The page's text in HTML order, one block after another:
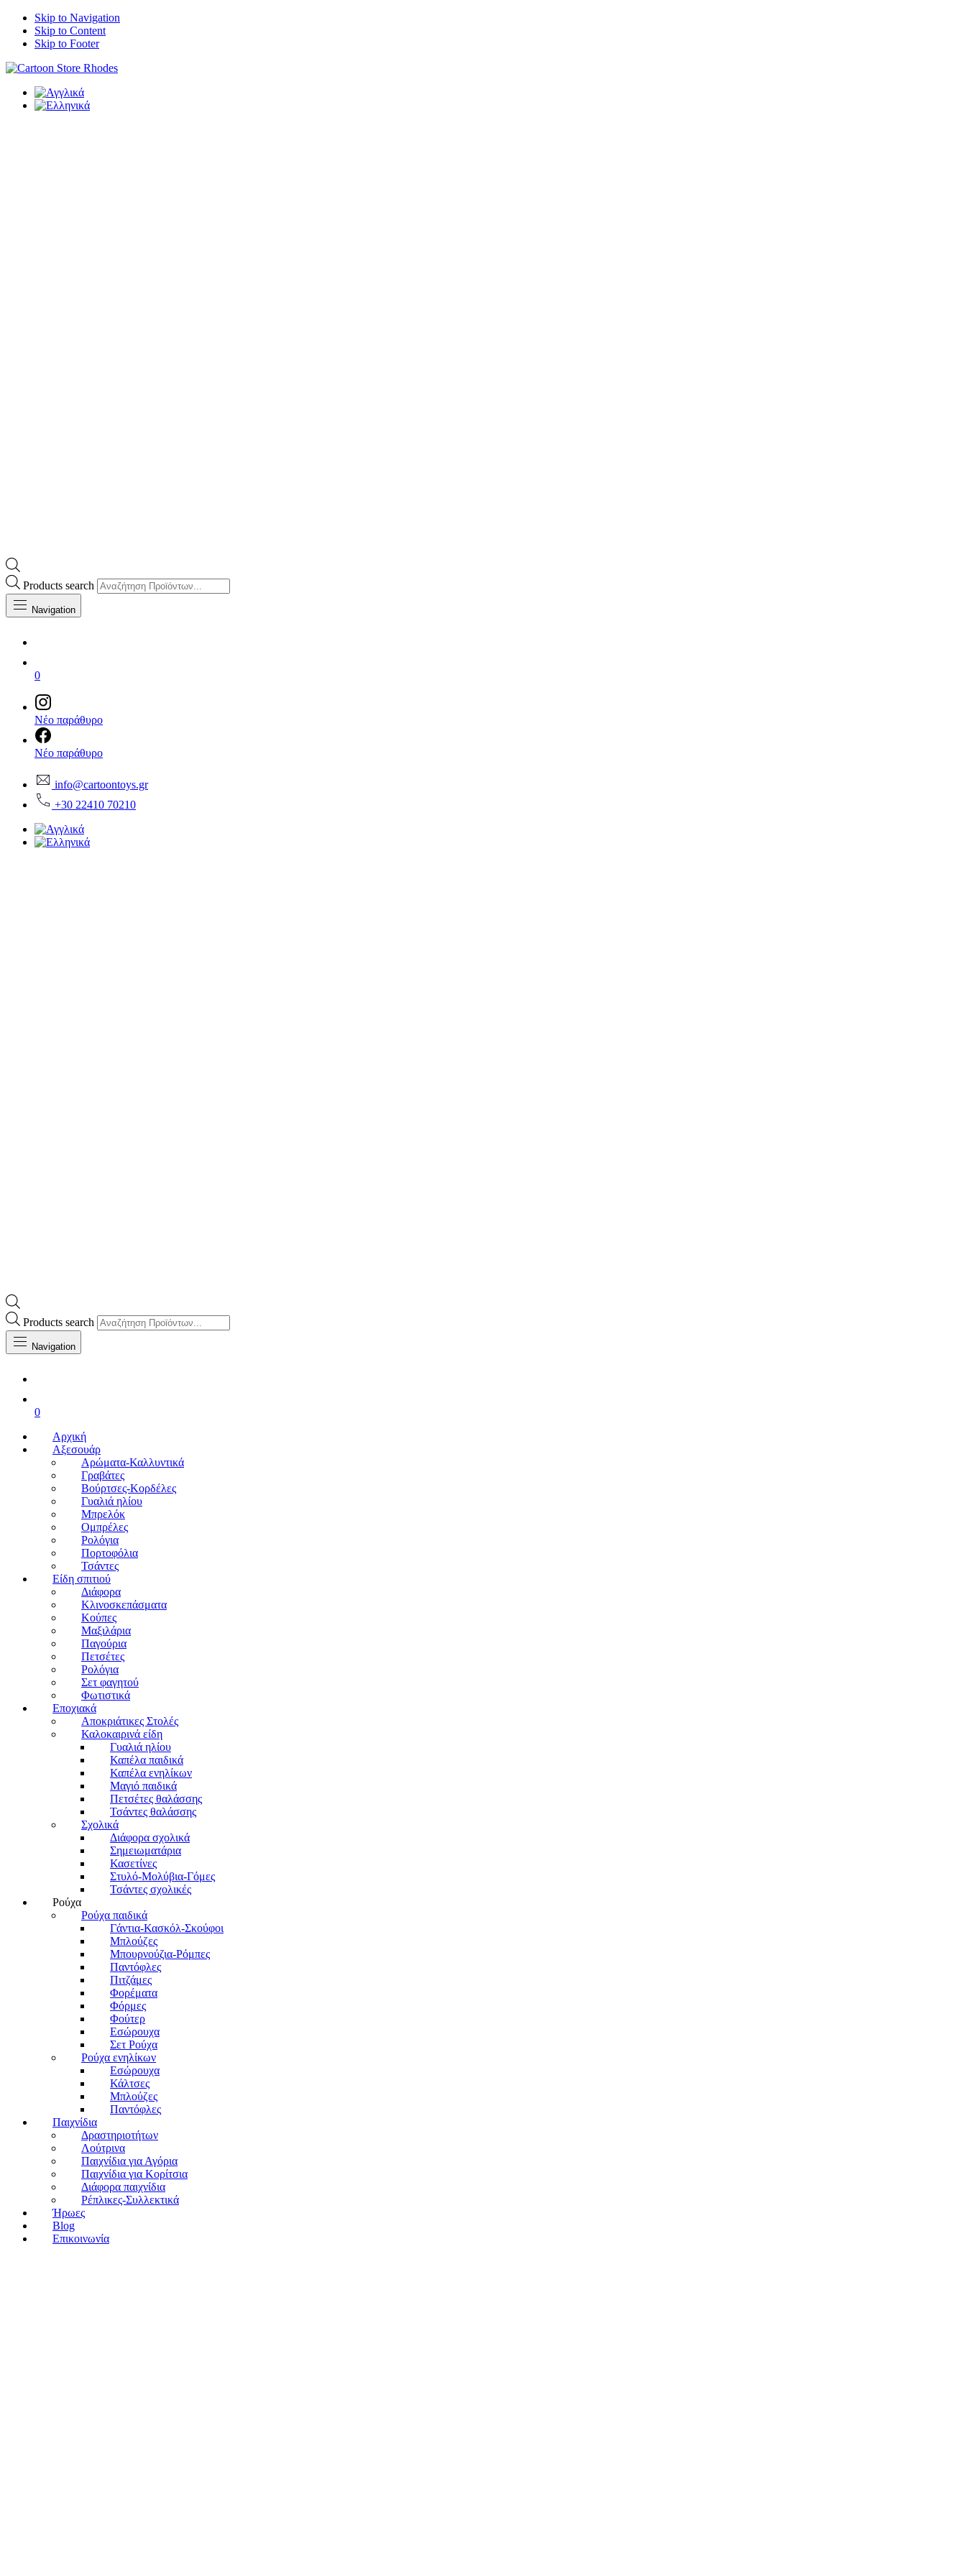
Skip to Navigation
Skip to Content
Skip to Footer
Products search
Navigation
0
Νέο παράθυρο
Νέο παράθυρο
info@cartoontoys.gr
+30 22410 70210
Products search
Navigation
0
Αρχική
Αξεσουάρ
Αρώματα-Καλλυντικά
Γραβάτες
Βούρτσες-Κορδέλες
Γυαλιά ηλίου
Μπρελόκ
Ομπρέλες
Ρολόγια
Πορτοφόλια
Τσάντες
Είδη σπιτιού
Διάφορα
Κλινοσκεπάσματα
Κούπες
Μαξιλάρια
Παγούρια
Πετσέτες
Ρολόγια
Σετ φαγητού
Φωτιστικά
Εποχιακά
Αποκριάτικες Στολές
Καλοκαιρινά είδη
Γυαλιά ηλίου
Καπέλα παιδικά
Καπέλα ενηλίκων
Μαγιό παιδικά
Πετσέτες θαλάσσης
Τσάντες θαλάσσης
Σχολικά
Διάφορα σχολικά
Σημειωματάρια
Κασετίνες
Στυλό-Μολύβια-Γόμες
Τσάντες σχολικές
Ρούχα
Ρούχα παιδικά
Γάντια-Κασκόλ-Σκούφοι
Μπλούζες
Μπουρνούζια-Ρόμπες
Παντόφλες
Πιτζάμες
Φορέματα
Φόρμες
Φούτερ
Εσώρουχα
Σετ Ρούχα
Ρούχα ενηλίκων
Εσώρουχα
Κάλτσες
Μπλούζες
Παντόφλες
Παιχνίδια
Δραστηριοτήτων
Λούτρινα
Παιχνίδια για Αγόρια
Παιχνίδια για Κορίτσια
Διάφορα παιχνίδια
Ρέπλικες-Συλλεκτικά
Ήρωες
Blog
Επικοινωνία